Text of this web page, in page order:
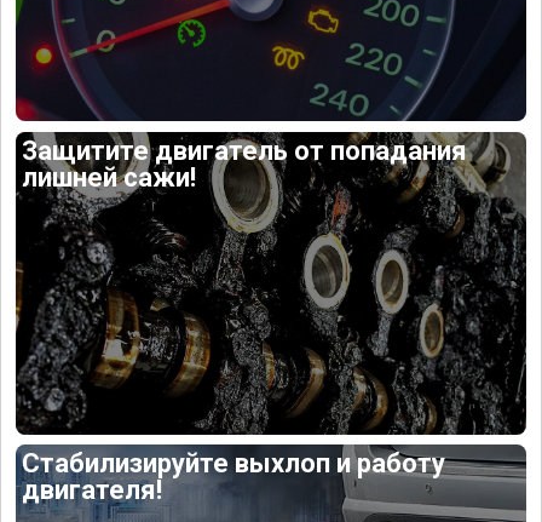
Защитите двигатель от попадания
лишней сажи!
Стабилизируйте выхлоп и работу
двигателя!